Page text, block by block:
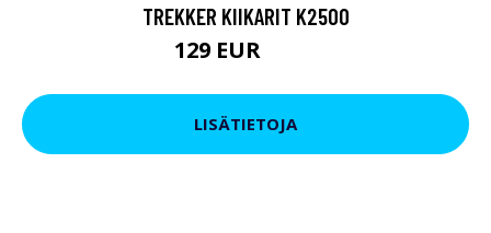
TREKKER KIIKARIT K2500
129 EUR
LISÄTIETOJA